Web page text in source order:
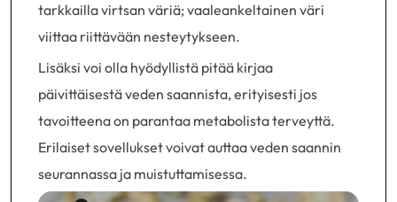
tarkkailla virtsan väriä; vaaleankeltainen väri
viittaa riittävään nesteytykseen.
Lisäksi voi olla hyödyllistä pitää kirjaa
päivittäisestä veden saannista, erityisesti jos
tavoitteena on parantaa metabolista terveyttä.
Erilaiset sovellukset voivat auttaa veden saannin
seurannassa ja muistuttamisessa.